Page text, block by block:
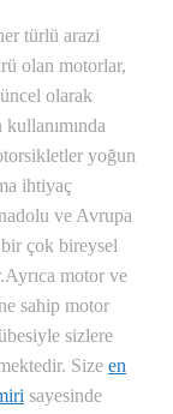
türlü arazi
olan motorlar,
olarak
yoğun
ihtiyaç
ve Avrupa
çok bireysel
Ayrıca motor ve
sahip motor
sizlere
Size en
sayesinde